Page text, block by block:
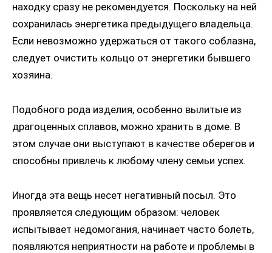
находку сразу не рекомендуется. Поскольку на ней
сохранилась энергетика предыдущего владельца.
Если невозможно удержаться от такого соблазна,
следует очистить кольцо от энергетики бывшего
хозяина.
Подобного рода изделия, особенно вылитые из
драгоценных сплавов, можно хранить в доме. В
этом случае они выступают в качестве оберегов и
способны привлечь к любому члену семьи успех.
Иногда эта вещь несет негативный посыл. Это
проявляется следующим образом: человек
испытывает недомогания, начинает часто болеть,
появляются неприятности на работе и проблемы в